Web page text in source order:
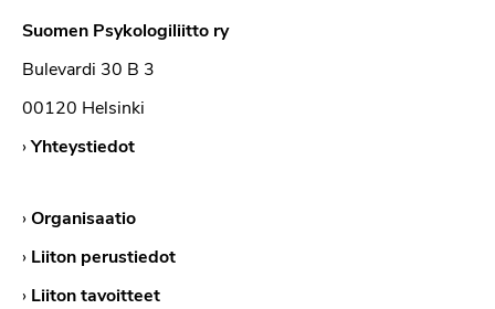
Suomen Psykologiliitto ry
Bulevardi 30 B 3
00120 Helsinki
›Yhteystiedot
›Organisaatio
› Liiton perustiedot
› Liiton tavoitteet